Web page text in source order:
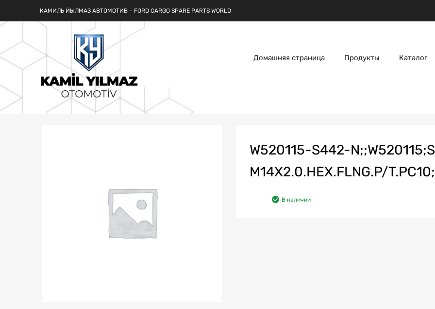
КАМИЛЬ ЙЫЛМАЗ АВТОМОТИВ – FORD CARGO SPARE PARTS WORLD
Домашняя страница Продукты Каталог
W520115-S442-
M14X2.0.HEX.FLNG.P/
В наличии